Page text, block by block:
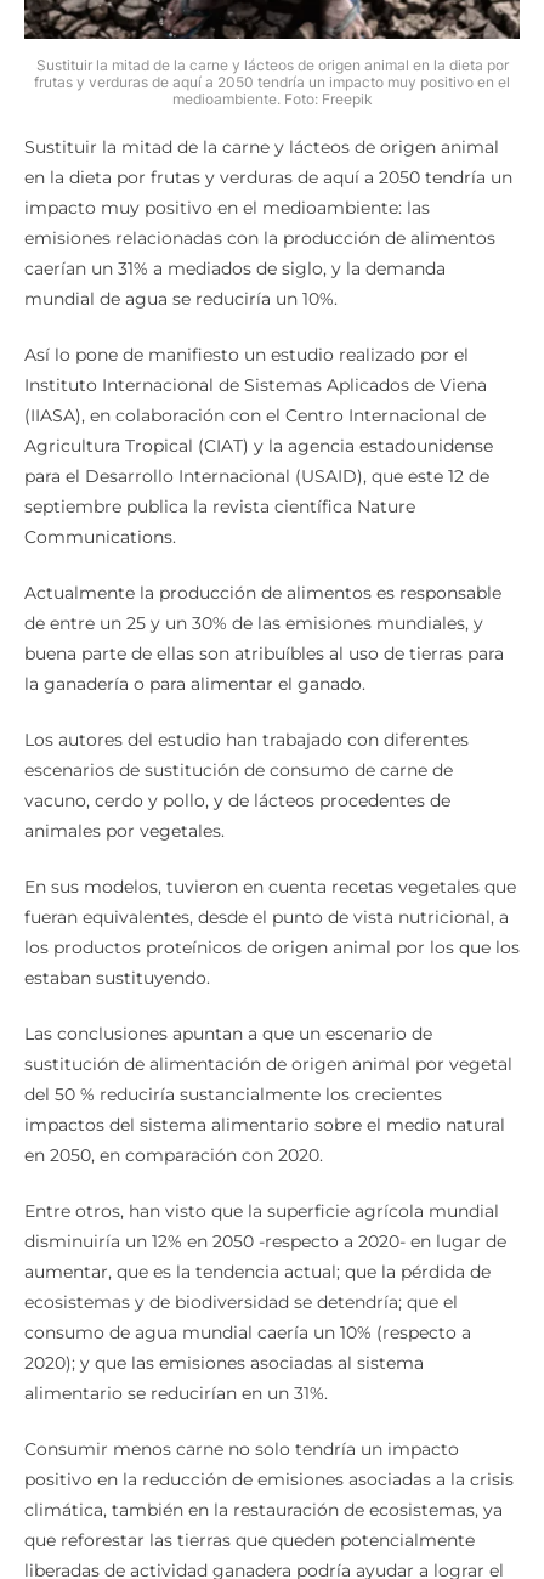
Sustituir la mitad de la carne y lácteos de origen animal en la dieta por
frutas y verduras de aquí a 2050 tendría un impacto muy positivo en el
medioambiente. Foto: Freepik
Sustituir la mitad de la carne y lácteos de origen animal
en la dieta por frutas y verduras de aquí a 2050 tendría un
impacto muy positivo en el medioambiente: las
emisiones relacionadas con la producción de alimentos
caerían un 31% a mediados de siglo, y la demanda
mundial de agua se reduciría un 10%.
Así lo pone de manifiesto un estudio realizado por el
Instituto Internacional de Sistemas Aplicados de Viena
(IIASA), en colaboración con el Centro Internacional de
Agricultura Tropical (CIAT) y la agencia estadounidense
para el Desarrollo Internacional (USAID), que este 12 de
septiembre publica la revista científica Nature
Communications.
Actualmente la producción de alimentos es responsable
de entre un 25 y un 30% de las emisiones mundiales, y
buena parte de ellas son atribuíbles al uso de tierras para
la ganadería o para alimentar el ganado.
Los autores del estudio han trabajado con diferentes
escenarios de sustitución de consumo de carne de
vacuno, cerdo y pollo, y de lácteos procedentes de
animales por vegetales.
En sus modelos, tuvieron en cuenta recetas vegetales que
fueran equivalentes, desde el punto de vista nutricional, a
los productos proteínicos de origen animal por los que los
estaban sustituyendo.
Las conclusiones apuntan a que un escenario de
sustitución de alimentación de origen animal por vegetal
del 50 % reduciría sustancialmente los crecientes
impactos del sistema alimentario sobre el medio natural
en 2050, en comparación con 2020.
Entre otros, han visto que la superficie agrícola mundial
disminuiría un 12% en 2050 -respecto a 2020- en lugar de
aumentar, que es la tendencia actual; que la pérdida de
ecosistemas y de biodiversidad se detendría; que el
consumo de agua mundial caería un 10% (respecto a
2020); y que las emisiones asociadas al sistema
alimentario se reducirían en un 31%.
Consumir menos carne no solo tendría un impacto
positivo en la reducción de emisiones asociadas a la crisis
climática, también en la restauración de ecosistemas, ya
que reforestar las tierras que queden potencialmente
liberadas de actividad ganadera podría ayudar a lograr el